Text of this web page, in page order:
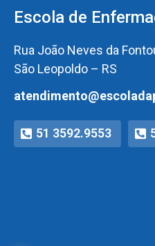
Escola de
Rua João Neves da
São Leopoldo – RS
51 3592.9553